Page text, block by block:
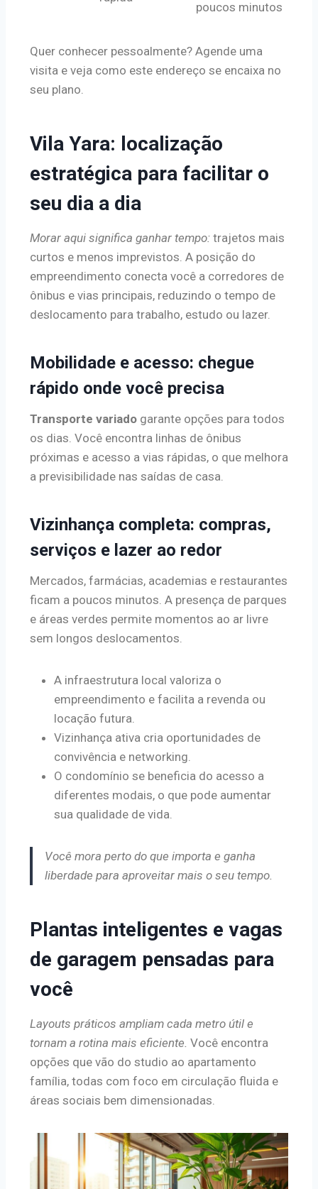
poucos minutos
Quer conhecer pessoalmente? Agende uma
visita e veja como este endereço se encaixa no
seu plano.
Vila Yara: localização
estratégica para facilitar o
seu dia a dia
Morar aqui significa ganhar tempo: trajetos mais
curtos e menos imprevistos. A posição do
empreendimento conecta você a corredores de
ônibus e vias principais, reduzindo o tempo de
deslocamento para trabalho, estudo ou lazer.
Mobilidade e acesso: chegue
rápido onde você precisa
Transporte variado garante opções para todos
os dias. Você encontra linhas de ônibus
próximas e acesso a vias rápidas, o que melhora
a previsibilidade nas saídas de casa.
Vizinhança completa: compras,
serviços e lazer ao redor
Mercados, farmácias, academias e restaurantes
ficam a poucos minutos. A presença de parques
e áreas verdes permite momentos ao ar livre
sem longos deslocamentos.
A infraestrutura local valoriza o
empreendimento e facilita a revenda ou
locação futura.
Vizinhança ativa cria oportunidades de
convivência e networking.
O condomínio se beneficia do acesso a
diferentes modais, o que pode aumentar
sua qualidade de vida.
Você mora perto do que importa e ganha
liberdade para aproveitar mais o seu tempo.
Plantas inteligentes e vagas
de garagem pensadas para
você
Layouts práticos ampliam cada metro útil e
tornam a rotina mais eficiente. Você encontra
opções que vão do studio ao apartamento
família, todas com foco em circulação fluida e
áreas sociais bem dimensionadas.